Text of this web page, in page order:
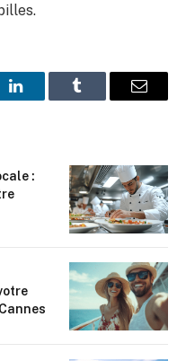
LinkedInTumblr Email
: